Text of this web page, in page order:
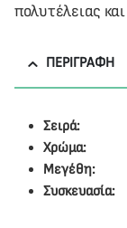
πολυτέλειας
ΠΕΡΙΓΡΑΦΉ
Σειρά:
Χρώμα:
Μεγέθη:
Συσκευασία: